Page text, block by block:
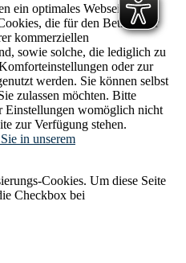
ein optimales Webseiten-
die für den Betrieb der
kommerziellen
sowie solche, die lediglich zu
oder zur
werden. Sie können selbst
zulassen möchten. Bitte
Einstellungen womöglich nicht
zur Verfügung stehen.
in unserem
Cookies. Um diese Seite
Checkbox bei